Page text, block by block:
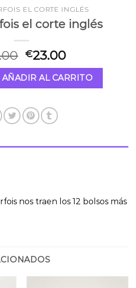
EL CORTE INGLÉS
el corte inglés
€23.00
corte inglés cantidad
AÑADIR AL CARRITO
nos traen los 12 bolsos más